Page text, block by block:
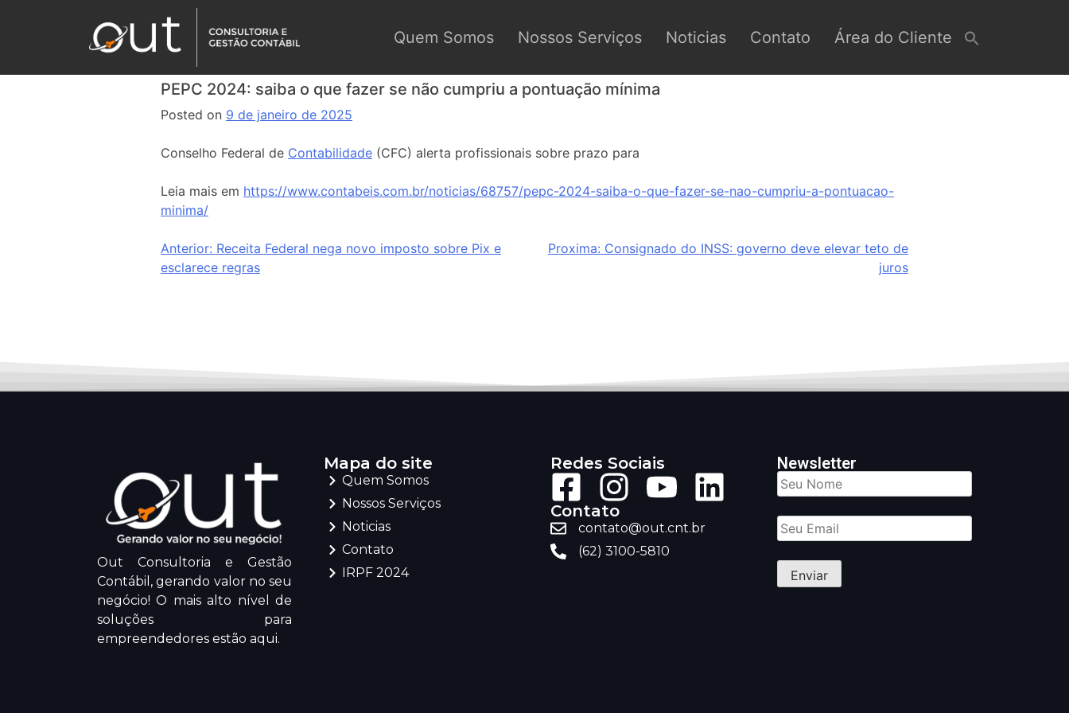
Quem Somos Nossos Serviços Noticias Contato Área do Cliente
PEPC 2024: saiba o que fazer se não cumpriu a pontuação mínima
Posted on 9 de janeiro de 2025
Conselho Federal de Contabilidade (CFC) alerta profissionais sobre prazo para
Leia mais em https://www.contabeis.com.br/noticias/68757/pepc-2024-saiba-o-que-fazer-se-nao-cumpriu-a-pontuacao-
minima/
Anterior: Receita Federal nega novo imposto sobre Pix e
esclarece regras
Proxima: Consignado do INSS: governo deve elevar teto de
juros
Out Consultoria e Gestão
Contábil, gerando valor no seu
negócio! O mais alto nível de
soluções para
empreendedores estão aqui.
Mapa do site
Quem Somos
Nossos Serviços
Noticias
Contato
IRPF 2024
Redes Sociais
Contato
contato@out.cnt.br
(62) 3100-5810
Newsletter